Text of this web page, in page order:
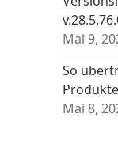
Mai 9,
So
Mai 8,